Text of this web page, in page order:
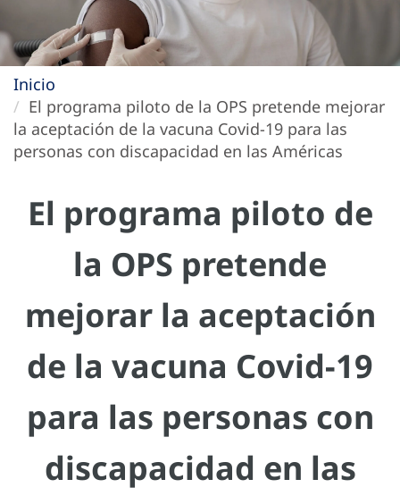
Inicio
El programa piloto de la OPS pretende mejorar
la aceptación de la vacuna Covid-19 para las
personas con discapacidad en las Américas
El programa piloto de
la OPS pretende
mejorar la aceptación
de la vacuna Covid-19
para las personas con
discapacidad en las